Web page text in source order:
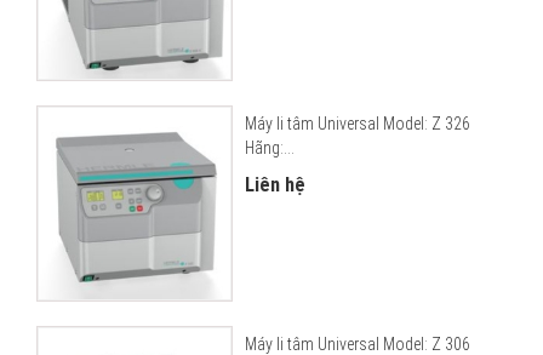
Máy li tâm Universal Model: Z 326
Hãng:...
Liên hệ
Máy li tâm Universal Model: Z 306